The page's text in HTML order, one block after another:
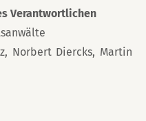
Verantwortlichen
Norbert Diercks, Martin